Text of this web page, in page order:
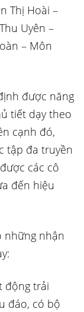
Thị Hoài –
Uyên –
– Môn
được năng
tiết dạy theo
cạnh đó,
tập đa truyền
các cô
đến hiệu
những nhận
động trải
đáo, có bộ